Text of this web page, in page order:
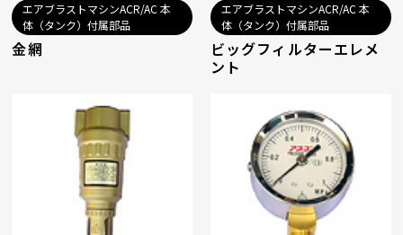
エアブラストマシンACR/AC 本
体（タンク）付属部品
金網
エアブラストマシンACR/AC 本
体（タンク）付属部品
ビッグフィルターエレメ
ント